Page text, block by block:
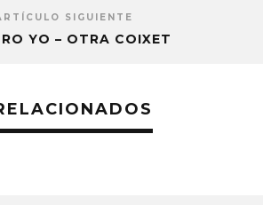
SIGUIENTE
YO – OTRA COIXET